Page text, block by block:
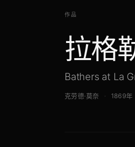
作品
拉格
Bathers at La
克劳德·莫奈 1869年